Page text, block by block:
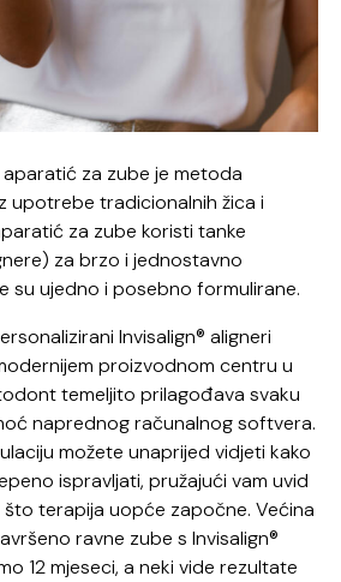
aparatić za zube je metoda
upotrebe tradicionalnih žica i
za zube koristi tanke
za brzo i jednostavno
su ujedno i posebno formulirane.
Invisalign® aligneri
proizvodnom centru u
temeljito prilagođava svaku
naprednog računalnog softvera.
možete unaprijed vidjeti kako
ispravljati, pružajući vam uvid
terapija uopće započne. Većina
ravne zube s Invisalign®
12 mjeseci, a neki vide rezultate